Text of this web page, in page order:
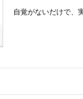
自覚がないだけで、